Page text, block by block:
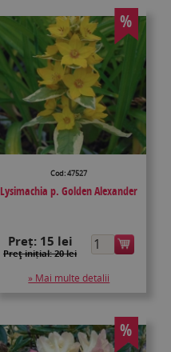
%
Cod: 47527
Lysimachia p. Golden Alexander
Preț: 15 lei
Preţ inițial: 20 lei
» Mai multe detalii
%